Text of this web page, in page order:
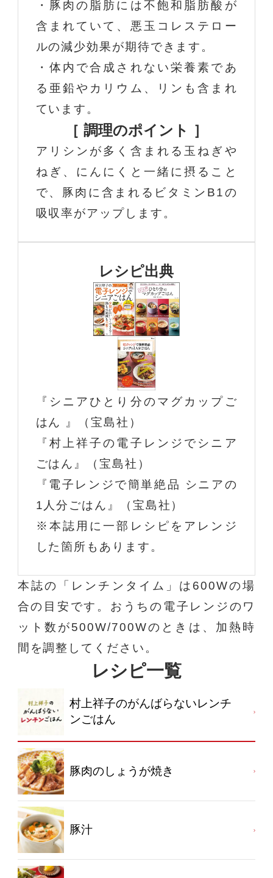
・豚肉の脂肪には不飽和脂肪酸が
含まれていて、悪玉コレステロー
ルの減少効果が期待できます。
・体内で合成されない栄養素であ
る亜鉛やカリウム、リンも含まれ
ています。
［ 調理のポイント ］
アリシンが多く含まれる玉ねぎや
ねぎ、にんにくと一緒に摂ること
で、豚肉に含まれるビタミンB1の
吸収率がアップします。
レシピ出典
『シニアひとり分のマグカップご
はん 』（宝島社）
『村上祥子の電子レンジでシニア
ごはん』（宝島社）
『電子レンジで簡単絶品 シニアの
1人分ごはん』（宝島社）
※本誌用に一部レシピをアレンジ
した箇所もあります。
本誌の「レンチンタイム」は600Wの場
合の目安です。おうちの電子レンジのワ
ット数が500W/700Wのときは、加熱時
間を調整してください。
レシピ一覧
村上祥子のがんばらないレンチ
ンごはん
豚肉のしょうが焼き
豚汁